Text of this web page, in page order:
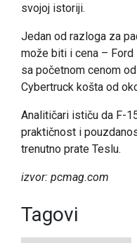
svojoj istoriji.
Jedan od razloga za
može biti i cena –
sa početnom cenom
Cybertruck košta od
Analitičari ističu da F-
praktičnost i
trenutno prate Teslu.
izvor: pcmag.com
Tagovi